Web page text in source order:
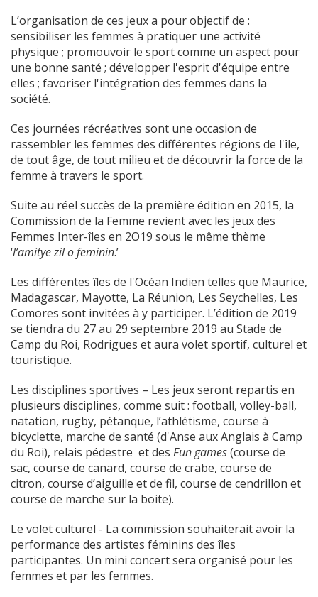
L’organisation de ces jeux a pour objectif de :
sensibiliser les femmes à pratiquer une activité
physique ; promouvoir le sport comme un aspect pour
une bonne santé ; développer l'esprit d'équipe entre
elles ; favoriser l'intégration des femmes dans la
société.
Ces journées récréatives sont une occasion de
rassembler les femmes des différentes régions de l'île,
de tout âge, de tout milieu et de découvrir la force de la
femme à travers le sport.
Suite au réel succès de la première édition en 2015, la
Commission de la Femme revient avec les jeux des
Femmes Inter-îles en 2O19 sous le même thème
‘l’amitye zil o feminin.’
Les différentes îles de l'Océan Indien telles que Maurice,
Madagascar, Mayotte, La Réunion, Les Seychelles, Les
Comores sont invitées à y participer. L’édition de 2019
se tiendra du 27 au 29 septembre 2019 au Stade de
Camp du Roi, Rodrigues et aura volet sportif, culturel et
touristique.
Les disciplines sportives – Les jeux seront repartis en
plusieurs disciplines, comme suit : football, volley-ball,
natation, rugby, pétanque, l’athlétisme, course à
bicyclette, marche de santé (d'Anse aux Anglais à Camp
du Roi), relais pédestre et des Fun games(course de
sac, course de canard, course de crabe, course de
citron, course d’aiguille et de fil, course de cendrillon et
course de marche sur la boite).
Le volet culturel - La commission souhaiterait avoir la
performance des artistes féminins des îles
participantes. Un mini concert sera organisé pour les
femmes et par les femmes.